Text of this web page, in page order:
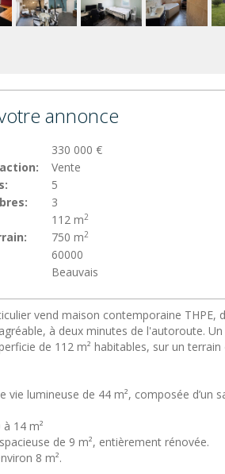
annonce
330 000 €
Vente
5
3
112 m2
750 m2
60000
Beauvais
vend maison contemporaine THPE,
à deux minutes de l'autoroute.
de 112 m² habitables, sur un terrain
vie lumineuse de 44 m², composée
14 m²
de 9 m², entièrement rénovée.
8 m².